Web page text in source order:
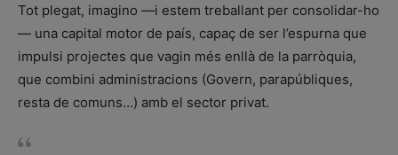
Tot plegat, imagino —i estem treballant per consolidar-ho
— una capital motor de país, capaç de ser l’espurna que
impulsi projectes que vagin més enllà de la parròquia,
que combini administracions (Govern, parapúbliques,
resta de comuns…) amb el sector privat.